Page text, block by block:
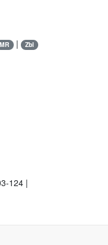
MR | Zbl
124 |